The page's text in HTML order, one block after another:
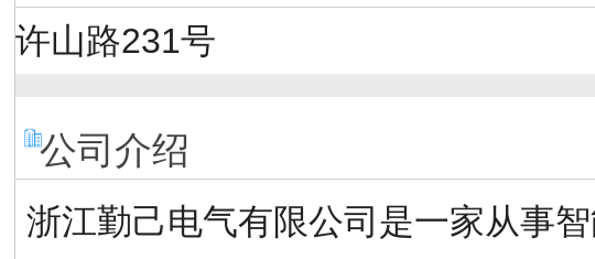
许山路231号
公司介绍
浙江勤己电气有限公司是一家从事